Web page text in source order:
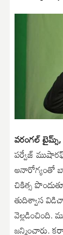
వరంగల్
పర్వేజ్
అనారోగ్యంతో
చికిత్స
తుదిశ్వాస
వెల్లడించింది.
జన్మించారు.